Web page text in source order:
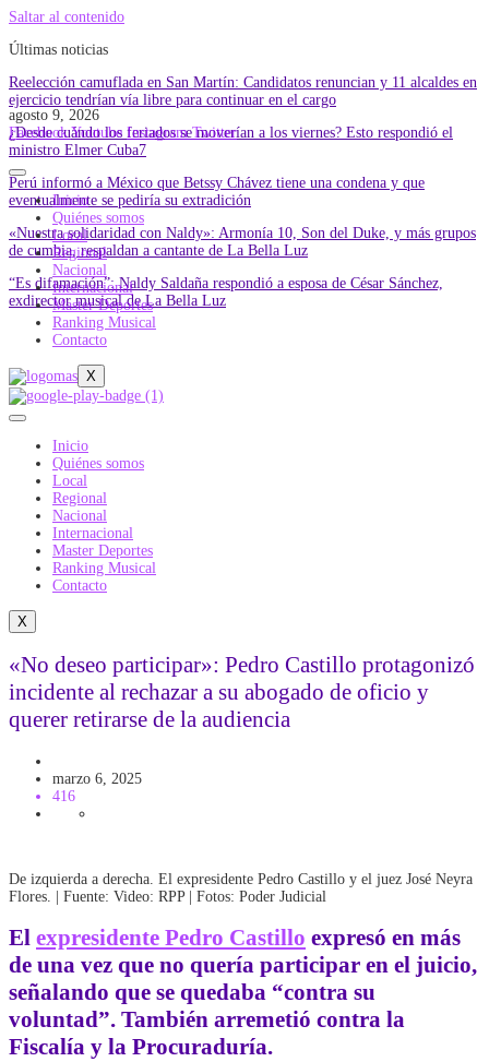
Saltar al contenido
Últimas noticias
Reelección camuflada en San Martín: Candidatos renuncian y 11 alcaldes en
ejercicio tendrían vía libre para continuar en el cargo
¿Desde cuándo los feriados se moverían a los viernes? Esto respondió el
ministro Elmer Cuba7
Perú informó a México que Betssy Chávez tiene una condena y que
eventualmente se pediría su extradición
«Nuestra solidaridad con Naldy»: Armonía 10, Son del Duke, y más grupos
de cumbia, respaldan a cantante de La Bella Luz
“Es difamación”: Naldy Saldaña respondió a esposa de César Sánchez,
exdirector musical de La Bella Luz
agosto 9, 2026
Facebook Youtube Instagram Twitter
Inicio
Quiénes somos
Local
Regional
Nacional
Internacional
Master Deportes
Ranking Musical
Contacto
X
Inicio
Quiénes somos
Local
Regional
Nacional
Internacional
Master Deportes
Ranking Musical
Contacto
X
«No deseo participar»: Pedro Castillo protagonizó
incidente al rechazar a su abogado de oficio y
querer retirarse de la audiencia
marzo 6, 2025
416
De izquierda a derecha. El expresidente Pedro Castillo y el juez José Neyra
Flores. | Fuente: Video: RPP | Fotos: Poder Judicial
El expresidente Pedro Castillo expresó en más
de una vez que no quería participar en el juicio,
señalando que se quedaba “contra su
voluntad”. También arremetió contra la
Fiscalía y la Procuraduría.